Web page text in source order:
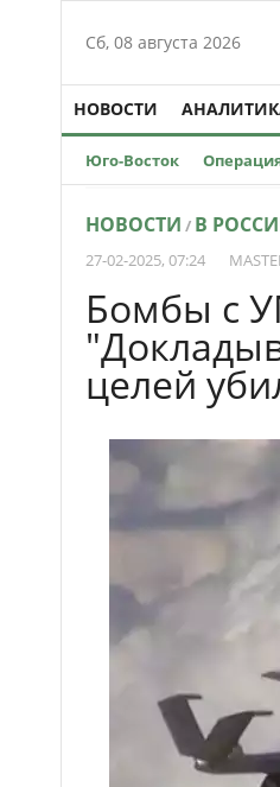
Сб, 08 августа 2026
НОВОСТИ
Юго-Восток
НОВОСТИ / В
27-02-2025, 07:24
Бомбы с
целей